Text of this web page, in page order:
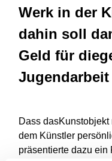
Werk in der
dahin soll
Geld für
Jugendarbeit
Dass
dem Künstler
präsentierte dazu ein